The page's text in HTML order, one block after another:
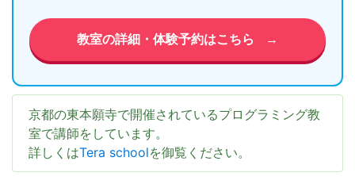
教室の詳細・体験予約はこちら →
京都の東本願寺で開催されているプログラミング教
室で講師をしています。
詳しくはTera schoolを御覧ください。